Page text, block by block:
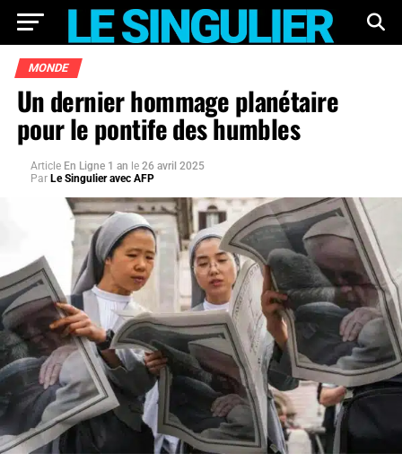
MONDE
Un dernier hommage planétaire
pour le pontife des humbles
Article En Ligne 1 an le 26 avril 2025
Par Le Singulier avec AFP